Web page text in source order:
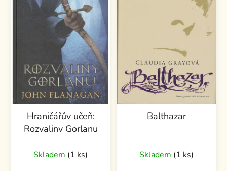
Hraničářův učeň:
Rozvaliny Gorlanu
Skladem (1 ks)
Balthazar
Skladem (1 ks)